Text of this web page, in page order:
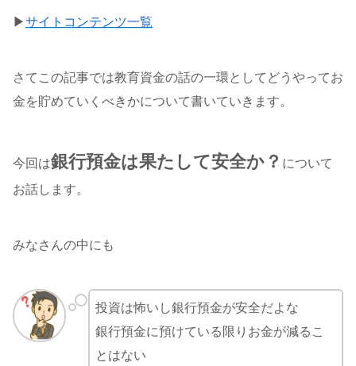
▶サイトコンテンツ一覧
さてこの記事では教育資金の話の一環としてどうやってお
金を貯めていくべきかについて書いていきます。
今回は銀行預金は果たして安全か？ について
お話します。
みなさんの中にも
投資は怖いし銀行預金が安全だよな
銀行預金に預けている限りお金が減るこ
とはない